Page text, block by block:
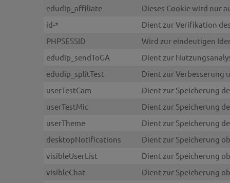
edudip_affiliate
Dieses Cookie wird nur
id-*
Dient zur Verifikation
PHPSESSID
Wird zur eindeutigen
edudip_sendToGA
Dient zur
edudip_splitTest
Dient zur Verbesserung
userTestCam
Dient zur Speicherung
userTestMic
Dient zur Speicherung
userTheme
Dient zur Speicherung
desktopNotifications
Dient zur Speicherung
visibleUserList
Dient zur Speicherung
visibleChat
Dient zur Speicherung